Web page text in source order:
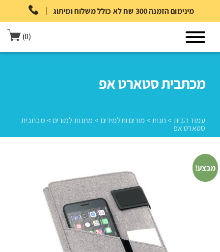
| מינימום הזמנה 300 שח לא כולל משלוח ומיתוג
(0)
מכתבית סטארט אפ
עמוד הבית > חנות> מורים ותלמידים > מתנות למורים> מכתבית
סטארט אפ
עמוד הבית
אפ
מבצע!